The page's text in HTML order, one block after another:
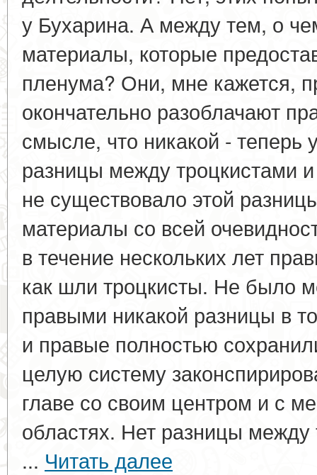
у Бухарина. А между тем, о
материалы, которые
пленума? Они, мне кажется,
окончательно разоблачают
смысле, что никакой - теперь
разницы между троцкистами
не существовало этой
материалы со всей
в течение нескольких лет
как шли троцкисты. Не было
правыми никакой разницы в
и правые полностью
целую систему
главе со своим центром и с
областях. Нет разницы
... Читать далее